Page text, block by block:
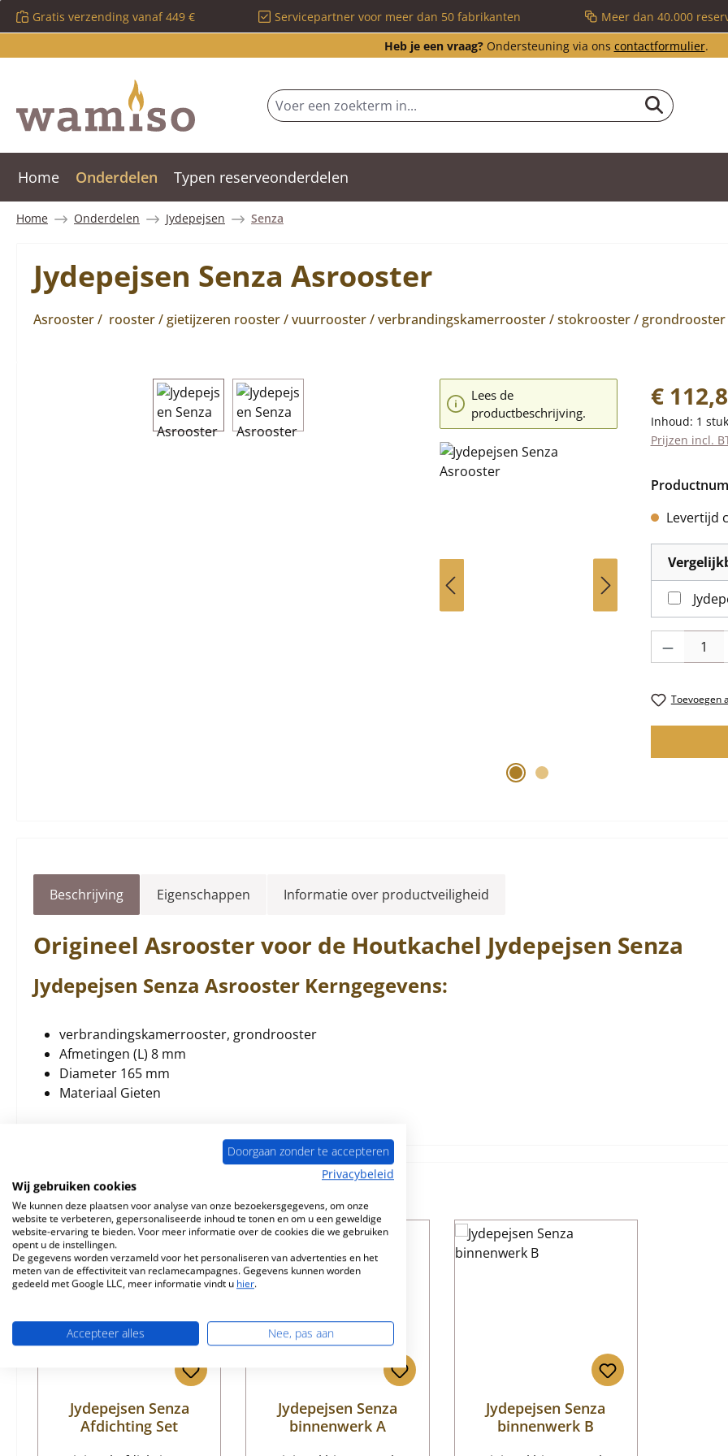
naar de hoofdinhoud
Ga naar de zoekopdracht
Ga naar de hoofdnavigatie
Gratis verzending vanaf 449 € Servicepartner voor meer dan 50 fabrikanten Meer dan 40.000
Heb je een vraag?Ondersteuning via ons contactformulier.
Home Onderdelen Typen reserveonderdelen
Home Onderdelen Jydepejsen Senza
Jydepejsen Senza Asrooster
Asrooster / rooster / gietijzeren rooster / vuurrooster / verbrandingskamerrooster / stokrooster /
Afbeeldingengalerij overslaan
Lees de
productbeschrijving.
Normale
€
Inhoud: 1
Prijzen incl.
Levertijd
Toevoegen
Beschrijving Eigenschappen Informatie over productveiligheid
Origineel Asrooster voor de Houtkachel Jydepejsen Senza
Jydepejsen Senza Asrooster Kerngegevens:
verbrandingskamerrooster, grondrooster
Afmetingen (L) 8 mm
Diameter 165 mm
Materiaal Gieten
Vergelijkbare producten
Productgalerij overslaan
Jydepejsen Senza
Afdichting Set
Jydepejsen Senza
binnenwerk A
Jydepejsen Senza
binnenwerk B
Doorgaan zonder te accepteren
Privacybeleid
Wij gebruiken cookies
We kunnen deze plaatsen voor analyse van onze bezoekersgegevens, om onze
website te verbeteren, gepersonaliseerde inhoud te tonen en om u een geweldige
website-ervaring te bieden. Voor meer informatie over de cookies die we gebruiken
opent u de instellingen.
De gegevens worden verzameld voor het personaliseren van advertenties en het
meten van de effectiviteit van reclamecampagnes. Gegevens kunnen worden
gedeeld met Google LLC, meer informatie vindt u hier.
Accepteer alles Nee, pas aan